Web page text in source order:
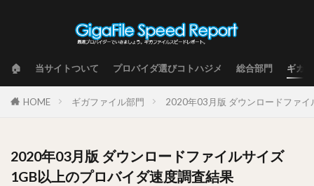
🏠 当サイトついて プロバイダ選びコトハジメ 総合部門 ギガ
HOME ギガファイル部門 2020年03月版 ダウンロードファ
2020年03月版 ダウンロードファイルサイズ
1GB以上のプロバイダ速度調査結果